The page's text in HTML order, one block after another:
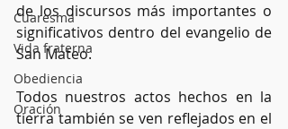
Cuaresma
Vida fraterna
Obediencia
Oración
de los discursos más importantes o
significativos dentro del evangelio de
San Mateo.
Todos nuestros actos hechos en la
tierra también se ven reflejados en el